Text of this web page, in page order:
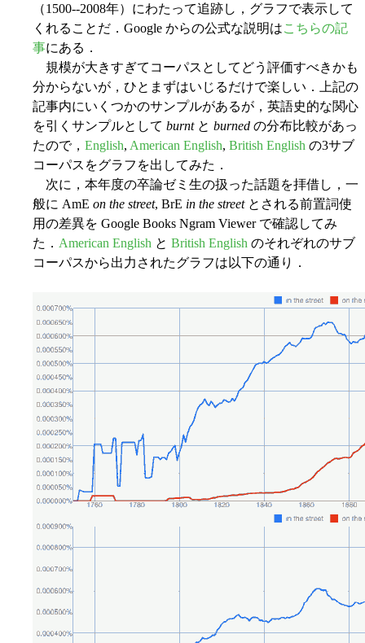
（1500--2008年）にわたって追跡し，グラフで表示して
くれることだ．Google からの公式な説明はこちらの記
事にある．
規模が大きすぎてコーパスとしてどう評価すべきかも
分からないが，ひとまずはいじるだけで楽しい．上記の
記事内にいくつかのサンプルがあるが，英語史的な関心
を引くサンプルとして burntと burned の分布比較があっ
たので， English, American English, British English の3サブ
コーパスをグラフを出してみた．
次に，本年度の卒論ゼミ生の扱った話題を拝借し，一
般に AmE on the street, BrE in the streetとされる前置詞使
用の差異を Google Books Ngram Viewer で確認してみ
た． American English と British English のそれぞれのサブ
コーパスから出力されたグラフは以下の通り．